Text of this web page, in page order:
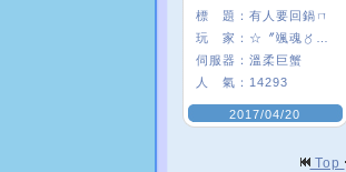
標 題： 有人要回鍋ㄇ
玩 家：
伺服器： 溫柔巨蟹
人 氣： 14293
2017/04/20
Top